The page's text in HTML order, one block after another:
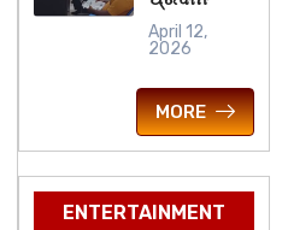
April 12,
2026
MORE
ENTERTAINMENT